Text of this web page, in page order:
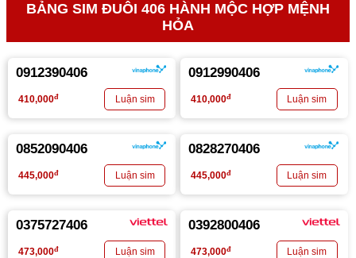
BẢNG SIM ĐUÔI 406 HÀNH MỘC HỢP MỆNH
HỎA
0912390406
410,000đ
0912990406
410,000đ
0852090406
445,000đ
0828270406
445,000đ
0375727406
473,000đ
0392800406
473,000đ